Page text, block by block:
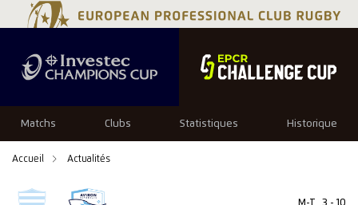
Matchs Clubs Statistiques Historique
Accueil Actualités
M-T 3 - 10
16 20